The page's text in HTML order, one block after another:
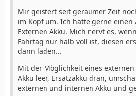
Mir geistert seit geraumer Zeit
im Kopf um. Ich hätte gerne einen
Externen Akku. Mich nervt es,
Fahrtag nur halb voll ist, diesen
dann laden...
Mit der Möglichkeit eines externen
Akku leer, Ersatzakku dran,
externen und internen Akku und